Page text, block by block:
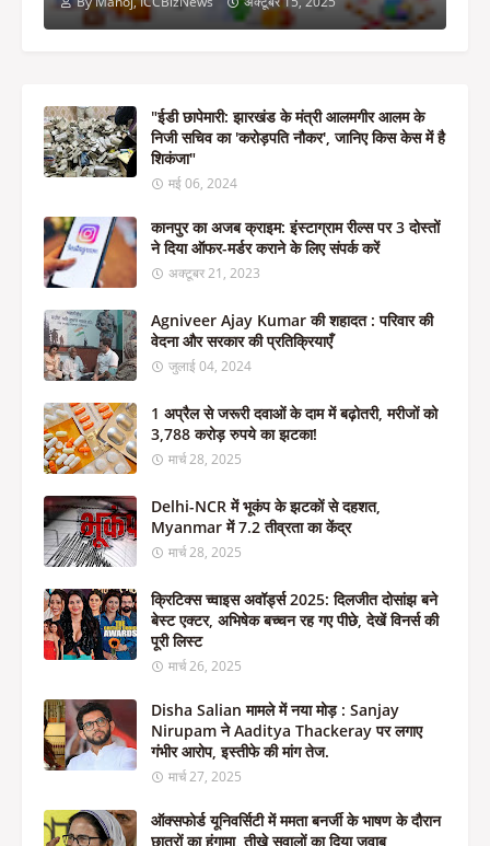
"ईडी छापेमारी: झारखंड के मंत्री आलमगीर आलम के
निजी सचिव का 'करोड़पति नौकर', जानिए किस केस में है
शिकंजा"
मई 06, 2024
कानपुर का अजब क्राइम: इंस्टाग्राम रील्स पर 3 दोस्तों
ने दिया ऑफर-मर्डर कराने के लिए संपर्क करें
अक्टूबर 21, 2023
Agniveer Ajay Kumar की शहादत : परिवार की
वेदना और सरकार की प्रतिक्रियाएँ
जुलाई 04, 2024
1 अप्रैल से जरूरी दवाओं के दाम में बढ़ोतरी, मरीजों को
3,788 करोड़ रुपये का झटका!
मार्च 28, 2025
Delhi-NCR में भूकंप के झटकों से दहशत,
Myanmar में 7.2 तीव्रता का केंद्र
मार्च 28, 2025
क्रिटिक्स च्वाइस अवॉर्ड्स 2025: दिलजीत दोसांझ बने
बेस्ट एक्टर, अभिषेक बच्चन रह गए पीछे, देखें विनर्स की
पूरी लिस्ट
मार्च 26, 2025
Disha Salian मामले में नया मोड़ : Sanjay
Nirupam ने Aaditya Thackeray पर लगाए
गंभीर आरोप, इस्तीफे की मांग तेज.
मार्च 27, 2025
ऑक्सफोर्ड यूनिवर्सिटी में ममता बनर्जी के भाषण के दौरान
छात्रों का हंगामा, तीखे सवालों का दिया जवाब